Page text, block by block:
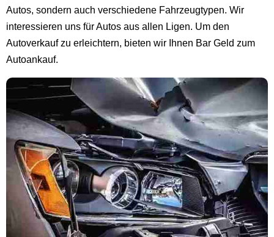
Autos, sondern auch verschiedene Fahrzeugtypen. Wir
interessieren uns für Autos aus allen Ligen. Um den
Autoverkauf zu erleichtern, bieten wir Ihnen Bar Geld zum
Autoankauf.